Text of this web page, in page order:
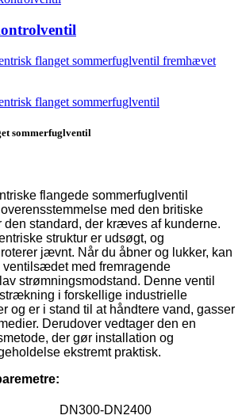
sommerfuglventil
flangede sommerfuglventil
med den britiske
den standard, der kræves af kunderne.
struktur er udsøgt, og
jævnt. Når du åbner og lukker, kan
med fremragende
strømningsmodstand. Denne ventil
i forskellige industrielle
og er i stand til at håndtere vand, gasser
Derudover vedtager den en
der gør installation og
ekstremt praktisk.
DN300-DN2400